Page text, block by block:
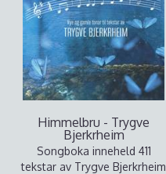
Himmelbru - Trygve
Bjerkrheim
Songboka inneheld 411
tekstar av Trygve Bjerkrheim